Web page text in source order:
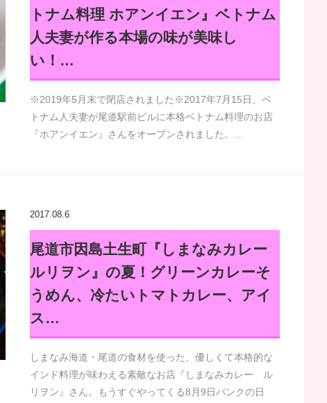
トナム料理 ホアンイエン』ベトナム
人夫妻が作る本場の味が美味し
い！…
※2019年5月末で閉店されました※2017年7月15日、ベ
トナム人夫妻が尾道駅前ビルに本格ベトナム料理のお店
『ホアンイエン』さんをオープンされました。…
2017.08.6
尾道市因島土生町『しまなみカレー
ルリヲン』の夏！グリーンカレーそ
うめん、冷たいトマトカレー、アイ
ス…
しまなみ海道・尾道の食材を使った、優しくて本格的な
インド料理が味わえる素敵なお店『しまなみカレー ル
リヲン』さん。もうすぐやってくる8月9日パンクの日